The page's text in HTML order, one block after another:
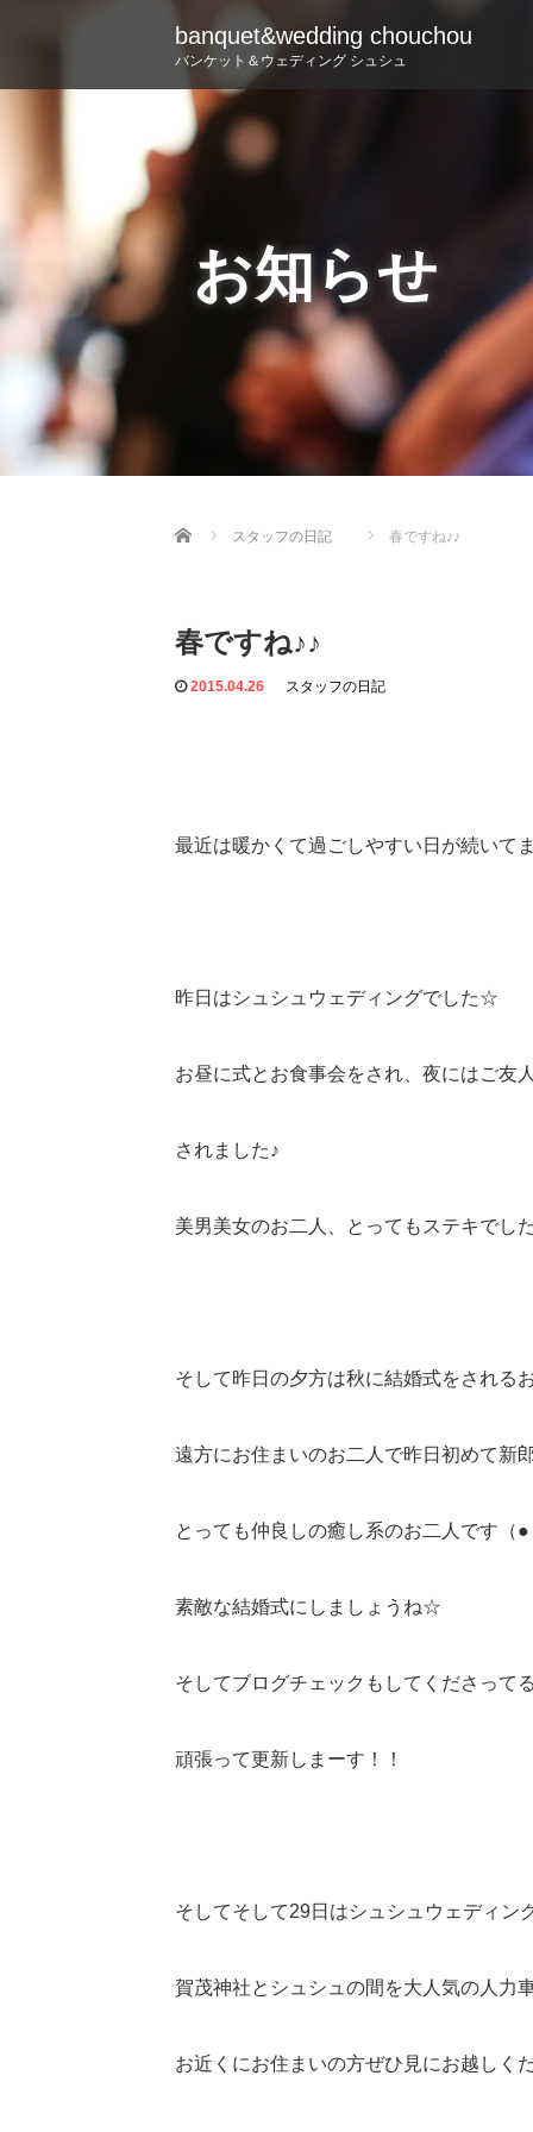
banquet&wedding chouchou
バンケット＆ウェディング シュシュ
お知らせ
Home スタッフの日記 春ですね♪♪
春ですね♪♪
2015.04.26 スタッフの日記
最近は暖かくて過ごしやすい日が続いて
昨日はシュシュウェディングでした☆
お昼に式とお食事会をされ、夜にはご友
されました♪
美男美女のお二人、とってもステキでし
そして昨日の夕方は秋に結婚式をされる
遠方にお住まいのお二人で昨日初めて新
とっても仲良しの癒し系のお二人です（
素敵な結婚式にしましょうね☆
そしてブログチェックもしてくださって
頑張って更新しまーす！！
そしてそして29日はシュシュウェディン
賀茂神社とシュシュの間を大人気の人力
お近くにお住まいの方ぜひ見にお越しく